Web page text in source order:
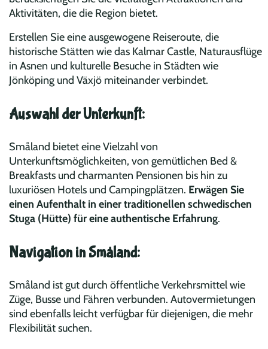
Aktivitäten, die die Region bietet.
Erstellen Sie eine ausgewogene Reiseroute, die
historische Stätten wie das Kalmar Castle, Naturausflüge
in Asnen und kulturelle Besuche in Städten wie
Jönköping und Växjö miteinander verbindet.
Auswahl der Unterkunft:
Småland bietet eine Vielzahl von
Unterkunftsmöglichkeiten, von gemütlichen Bed &
Breakfasts und charmanten Pensionen bis hin zu
luxuriösen Hotels und Campingplätzen. Erwägen Sie
einen Aufenthalt in einer traditionellen schwedischen
Stuga (Hütte) für eine authentische Erfahrung.
Navigation in Småland:
Småland ist gut durch öffentliche Verkehrsmittel wie
Züge, Busse und Fähren verbunden. Autovermietungen
sind ebenfalls leicht verfügbar für diejenigen, die mehr
Flexibilität suchen.